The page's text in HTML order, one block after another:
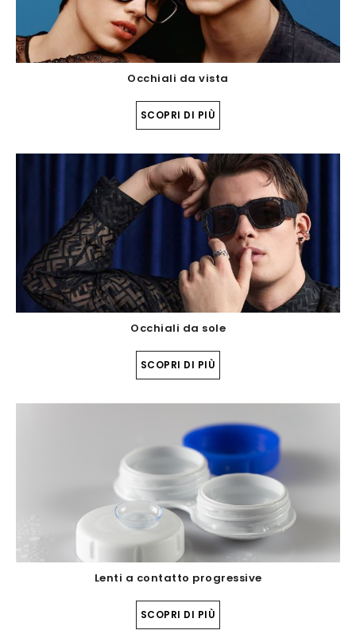
Occhiali da vista
SCOPRI DI PIÙ
Occhiali da sole
SCOPRI DI PIÙ
Lenti a contatto progressive
SCOPRI DI PIÙ